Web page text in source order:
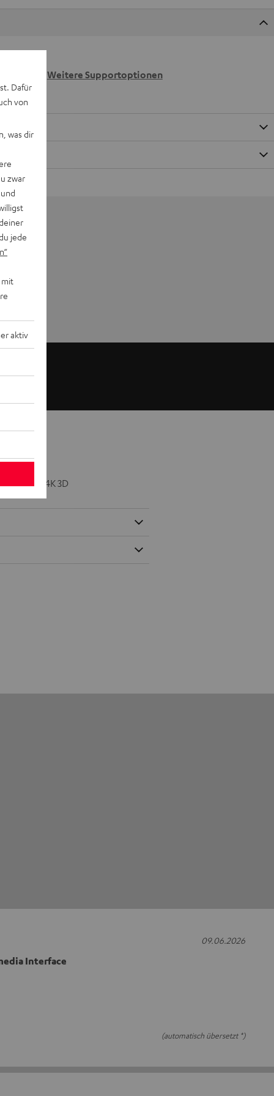
Weitere Supportoptionen
60p und 4K 3D
Interface
(automatisch übersetzt *)
09.06.2026
Dafür
von
was dir
zwar
jede
mit
aktiv